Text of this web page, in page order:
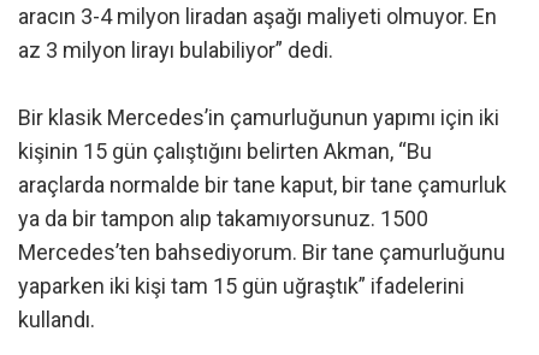
aracın 3-4 milyon liradan aşağı maliyeti olmuyor. En
az 3 milyon lirayı bulabiliyor” dedi.
Bir klasik Mercedes’in çamurluğunun yapımı için iki
kişinin 15 gün çalıştığını belirten Akman, “Bu
araçlarda normalde bir tane kaput, bir tane çamurluk
ya da bir tampon alıp takamıyorsunuz. 1500
Mercedes’ten bahsediyorum. Bir tane çamurluğunu
yaparken iki kişi tam 15 gün uğraştık” ifadelerini
kullandı.